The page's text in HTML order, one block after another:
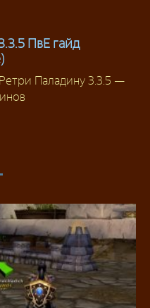
ПвЕ гайд
Паладину 3.3.5 —